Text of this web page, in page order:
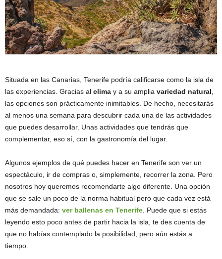
Situada en las Canarias, Tenerife podría calificarse como la isla de
las experiencias. Gracias al clima y a su amplia variedad natural
las opciones son prácticamente inimitables. De hecho, necesitarás
al menos una semana para descubrir cada una de las actividades
que puedes desarrollar. Unas actividades que tendrás que
complementar, eso sí, con la gastronomía del lugar.
Algunos ejemplos de qué puedes hacer en Tenerife son ver un
espectáculo, ir de compras o, simplemente, recorrer la zona. Pero
nosotros hoy queremos recomendarte algo diferente. Una opción
que se sale un poco de la norma habitual pero que cada vez está
más demandada: ver ballenas en Tenerife . Puede que si estás
leyendo esto poco antes de partir hacia la isla, te des cuenta de
que no habías contemplado la posibilidad, pero aún estás a
tiempo.